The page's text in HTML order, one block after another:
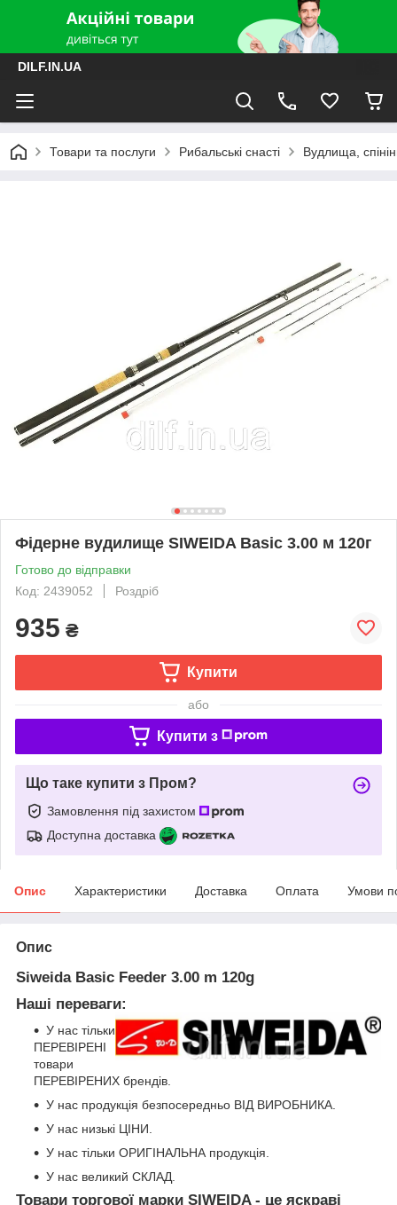
DILF.IN.UA
Товари та послуги Рибальські снасті Вудлища,
Фідерне вудилище SIWEIDA Basic 3.00 м 120г
Готово до відправки
Код: 2439052
Роздріб
935 ₴
Купити
або
Купити з
Що таке купити з Пром?
Замовлення під захистом
Доступна доставка
Опис Характеристики Доставка Оплата Умови
Опис
Siweida Basic Feeder 3.00 m 120g
Наші переваги:
У нас тільки
ПЕРЕВІРЕНІ
товари
ПЕРЕВІРЕНИХ брендів.
У нас продукція безпосередньо ВІД ВИРОБНИКА.
У нас низькі ЦІНИ.
У нас тільки ОРИГІНАЛЬНА продукція.
У нас великий СКЛАД.
Товари торгової марки SIWEIDA - це яскраві